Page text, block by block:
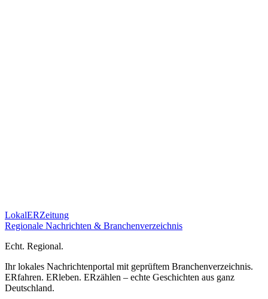
LokalERZeitung
Regionale Nachrichten & Branchenverzeichnis
Echt. Regional.
Ihr lokales Nachrichtenportal mit geprüftem Branchenverzeichnis.
ERfahren. ERleben. ERzählen – echte Geschichten aus ganz
Deutschland.